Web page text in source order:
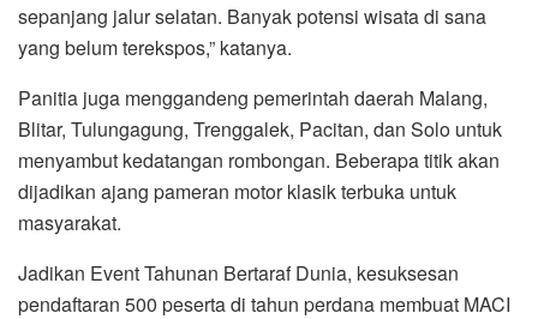
sepanjang jalur selatan. Banyak potensi wisata di sana
yang belum terekspos,” katanya.
Panitia juga menggandeng pemerintah daerah Malang,
Blitar, Tulungagung, Trenggalek, Pacitan, dan Solo untuk
menyambut kedatangan rombongan. Beberapa titik akan
dijadikan ajang pameran motor klasik terbuka untuk
masyarakat.
Jadikan Event Tahunan Bertaraf Dunia, kesuksesan
pendaftaran 500 peserta di tahun perdana membuat MACI